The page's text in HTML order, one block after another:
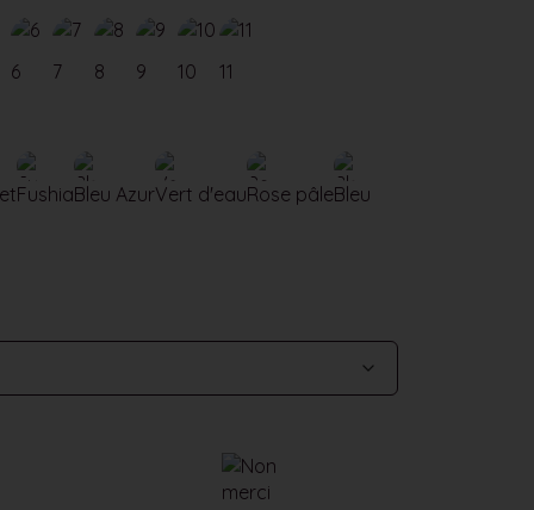
6 7 8 9 10 11
FushiaBleu AzurVert d'eauRose pâleBleu